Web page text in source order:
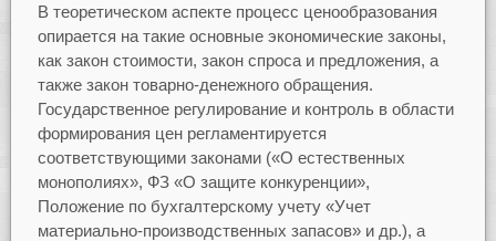
В теоретическом аспекте процесс ценообразования
опирается на такие основные экономические законы,
как закон стоимости, закон спроса и предложения, а
также закон товарно-денежного обращения.
Государственное регулирование и контроль в области
формирования цен регламентируется
соответствующими законами («О естественных
монополиях», ФЗ «О защите конкуренции»,
Положение по бухгалтерскому учету «Учет
материально-производственных запасов» и др.), а